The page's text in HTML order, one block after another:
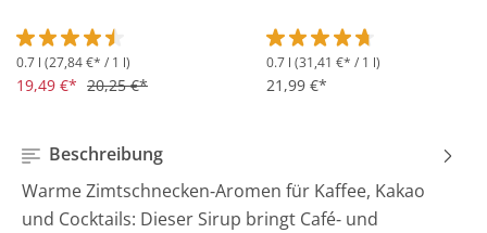
Durchschnittliche Bewertung von 4.5 von 5 Sternen
0.7 l (27,84 €* / 1 l)
19,49 €* 20,25 €*
Durchschnittliche
0.7 l (31,41 €* / 1 l)
21,99 €*
Beschreibung
Warme Zimtschnecken‑Aromen für Kaffee, Kakao
und Cocktails: Dieser Sirup bringt Café‑ und